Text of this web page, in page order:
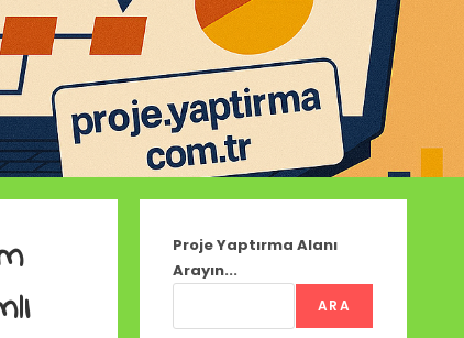
Proje Yaptırma Alanı
Arayın...
ARA